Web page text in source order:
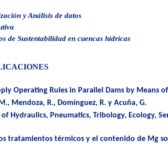
y Análisis de datos
de Sustentabilidad en cuencas hídricas
Operating Rules in Parallel Dams by Means
Mendoza, R., Domínguez, R. y Acuña, G.
of Hydraulics, Pneumatics, Tribology, Ecology,
tratamientos térmicos y el contenido de Mg